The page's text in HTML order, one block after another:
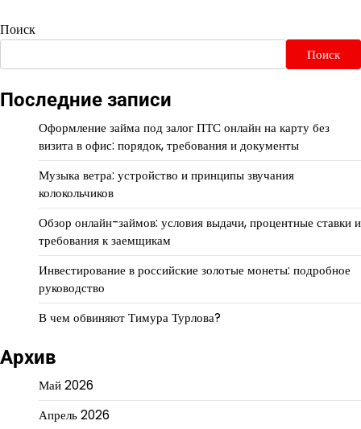
Поиск
Поиск
Последние записи
Оформление займа под залог ПТС онлайн на карту без
визита в офис: порядок, требования и документы
Музыка ветра: устройство и принципы звучания
колокольчиков
Обзор онлайн-займов: условия выдачи, процентные ставки и
требования к заемщикам
Инвестирование в российские золотые монеты: подробное
руководство
В чем обвиняют Тимура Турлова?
Архив
Май 2026
Апрель 2026